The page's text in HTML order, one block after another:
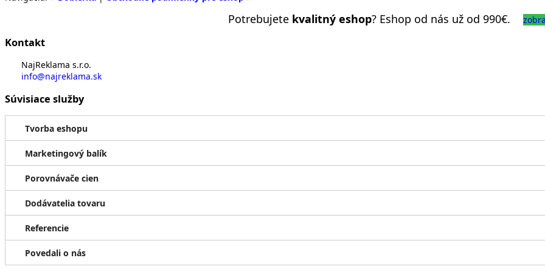
Potrebujete kvalitný eshop? Eshop od nás už od 990€.
Kontakt
NajReklama s.r.o.
info@najreklama.sk
Súvisiace služby
Tvorba eshopu
Marketingový balík
Porovnávače cien
Dodávatelia tovaru
Referencie
Povedali o nás